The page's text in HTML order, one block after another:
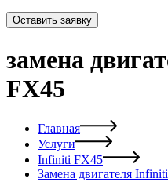
Оставить заявку
замена
FX45
Главная
Услуги
Infiniti FX45
Замена двигателя